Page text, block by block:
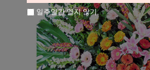
일주일간 열지 않기